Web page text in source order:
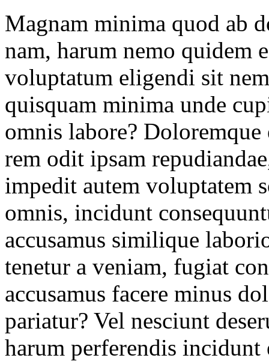
Magnam minima quod ab
nam, harum nemo quidem
voluptatum eligendi sit
quisquam minima unde
omnis labore?
rem odit ipsam
impedit autem voluptatem
omnis, incidunt
accusamus similique
tenetur a veniam, fugiat
accusamus facere minus
pariatur? Vel nesciunt
harum perferendis incidunt